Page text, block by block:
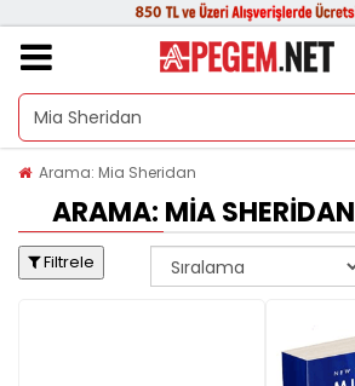
Arama: Mia Sheridan
ARAMA: MIA SHERIDAN
Filtrele